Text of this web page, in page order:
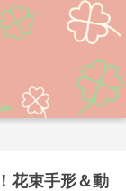
花束手形＆動